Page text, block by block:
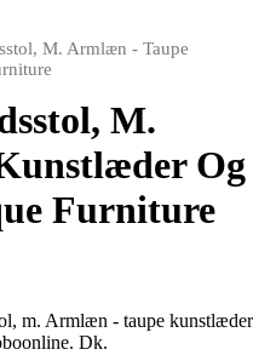
M. Armlæn - Taupe
M.
Og
Furniture
m. Armlæn - taupe kunstlæder
Dk.